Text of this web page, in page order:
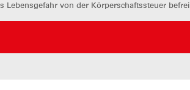
von der Körperschaftssteuer